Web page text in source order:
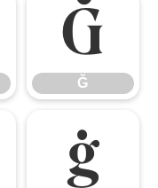
Ğ
Ğ
ġ